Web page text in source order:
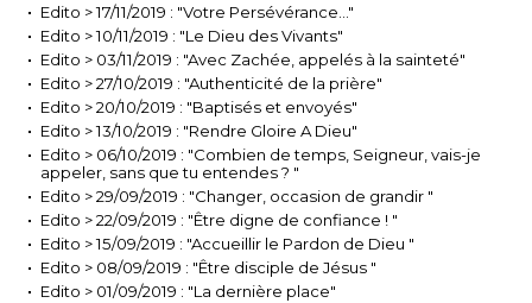
Edito > 17/11/2019 : "Votre Persévérance..."
Edito > 10/11/2019 : "Le Dieu des Vivants"
Edito > 03/11/2019 : "Avec Zachée, appelés à la sainteté"
Edito > 27/10/2019 : "Authenticité de la prière"
Edito > 20/10/2019 : "Baptisés et envoyés"
Edito > 13/10/2019 : "Rendre Gloire A Dieu"
Edito > 06/10/2019 : "Combien de temps, Seigneur, vais-je
appeler, sans que tu entendes ? "
Edito > 29/09/2019 : "Changer, occasion de grandir "
Edito > 22/09/2019 : "Être digne de confiance ! "
Edito > 15/09/2019 : "Accueillir le Pardon de Dieu "
Edito > 08/09/2019 : "Être disciple de Jésus "
Edito > 01/09/2019 : "La dernière place"